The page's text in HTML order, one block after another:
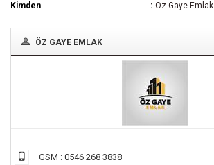
Kimden Öz Gaye Emlak
ÖZ GAYE EMLAK
GSM : 0546 268 3838